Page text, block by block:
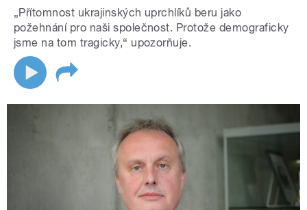
„Přítomnost ukrajinských uprchlíků beru jako
požehnání pro naši společnost. Protože demograficky
jsme na tom tragicky,“ upozorňuje.